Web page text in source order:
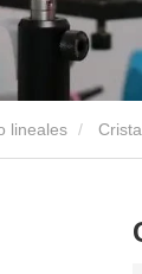
lineales